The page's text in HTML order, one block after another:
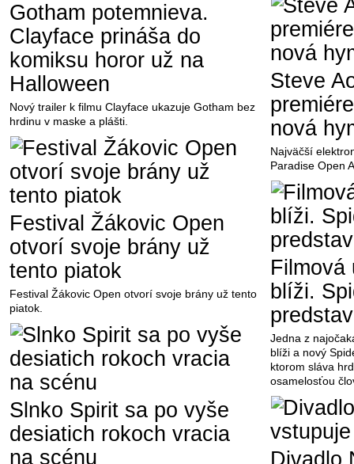
Gotham potemnieva.
Clayface prináša do
komiksu horor už na
Halloween
Nový trailer k filmu Clayface ukazuje Gotham bez
hrdinu v maske a plášti.
Festival Žákovic Open
otvorí svoje brány už
tento piatok
Festival Žákovic Open otvorí svoje brány už tento
piatok.
Slnko Spirit sa po vyše
desiatich rokoch vracia
na scénu
Steve
nová
Najväčší
Paradise Open
Filmová
blíži.
Jedna z
blíži a nový
ktorom sláva
osamelosťou
Divadlo